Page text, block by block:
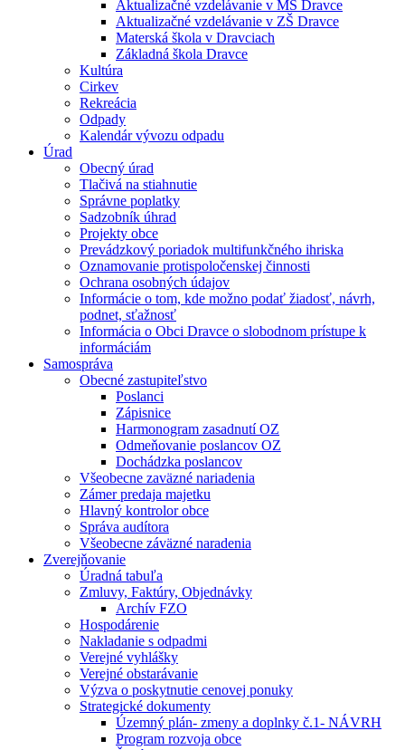
Aktualizačné vzdelávanie v MŠ Dravce
Aktualizačné vzdelávanie v ZŠ Dravce
Materská škola v Dravciach
Základná škola Dravce
Kultúra
Cirkev
Rekreácia
Odpady
Kalendár vývozu odpadu
Úrad
Obecný úrad
Tlačivá na stiahnutie
Správne poplatky
Sadzobník úhrad
Projekty obce
Prevádzkový poriadok multifunkčného ihriska
Oznamovanie protispoločenskej činnosti
Ochrana osobných údajov
Informácie o tom, kde možno podať žiadosť, návrh,
podnet, sťažnosť
Informácia o Obci Dravce o slobodnom prístupe k
informáciám
Samospráva
Obecné zastupiteľstvo
Poslanci
Zápisnice
Harmonogram zasadnutí OZ
Odmeňovanie poslancov OZ
Dochádzka poslancov
Všeobecne zaväzné nariadenia
Zámer predaja majetku
Hlavný kontrolor obce
Správa audítora
Všeobecne záväzné naradenia
Zverejňovanie
Úradná tabuľa
Zmluvy, Faktúry, Objednávky
Archív FZO
Hospodárenie
Nakladanie s odpadmi
Verejné vyhlášky
Verejné obstarávanie
Výzva o poskytnutie cenovej ponuky
Strategické dokumenty
Územný plán- zmeny a doplnky č.1- NÁVRH
Program rozvoja obce